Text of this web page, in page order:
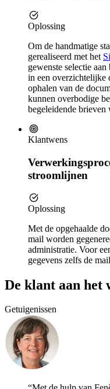
Oplossing
Om de handmatige
gerealiseerd met het
gewenste selectie
in een overzichtelijke
ophalen van de
kunnen overbodige
begeleidende brieven
Klantwens
stroomlijnen
Oplossing
Met de opgehaalde
mail worden
administratie. Voor
gegevens zelfs de
De klant aan het
Getuigenissen